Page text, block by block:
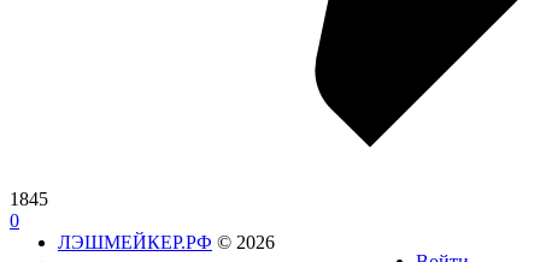
1845
0
ЛЭШМЕЙКЕР.РФ © 2026